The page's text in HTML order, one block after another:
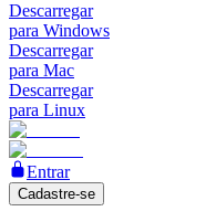
Descarregar
para Windows
Descarregar
para Mac
Descarregar
para Linux
Entrar
Cadastre-se